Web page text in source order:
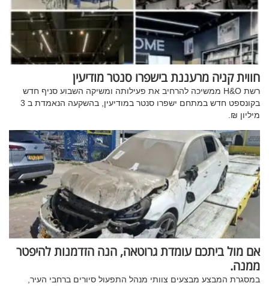
חווית קניה מרעננת בישפרו סנטר מודיעין
רשת H&O ממשיכה להרחיב את פעילותה ומשיקה השבוע סניף חדש
בקונספט חדש במתחם ישפרו סנטר במודיעין, בהשקעה הנאמדת ב 3
מיליון ₪.
אם מול ביתכם עומדת גרוטאה, הנה הזדמנות להיפטר
ממנה.
במסגרת המבצע מבצעים צוותי מנהל התפעול סיורים ברחבי העיר,